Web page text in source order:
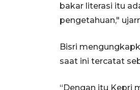
bakar literasi itu
pengetahuan,"
Bisri
saat ini tercatat
“Dengan itu Kepri